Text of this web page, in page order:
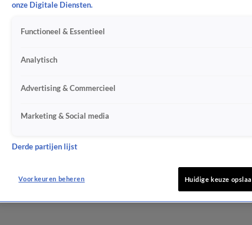
onze Digitale Diensten.
Functioneel & Essentieel
Analytisch
Advertising & Commercieel
Marketing & Social media
Derde partijen lijst
Voorkeuren beheren Huidige keuze